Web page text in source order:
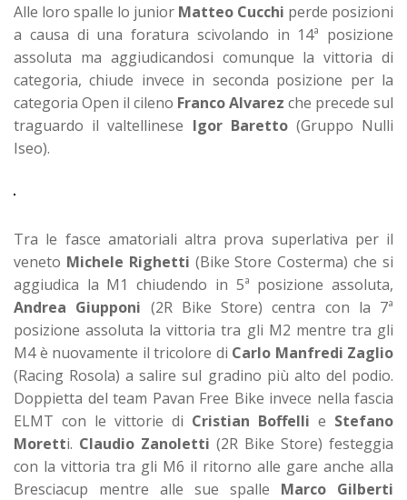
Alle loro spalle lo junior Matteo Cucchi perde posizioni
a causa di una foratura scivolando in 14ª posizione
assoluta ma aggiudicandosi comunque la vittoria di
categoria, chiude invece in seconda posizione per la
categoria Open il cileno Franco Alvarez che precede sul
traguardo il valtellinese Igor Baretto(Gruppo Nulli
Iseo).
Tra le fasce amatoriali altra prova superlativa per il
veneto Michele Righetti (Bike Store Costerma) che si
aggiudica la M1 chiudendo in 5ª posizione assoluta,
Andrea Giupponi (2R Bike Store) centra con la 7ª
posizione assoluta la vittoria tra gli M2 mentre tra gli
M4 è nuovamente il tricolore di Carlo Manfredi Zaglio
(Racing Rosola) a salire sul gradino più alto del podio.
Doppietta del team Pavan Free Bike invece nella fascia
ELMT con le vittorie di Cristian Boffelli e Stefano
Moretti. Claudio Zanoletti (2R Bike Store) festeggia
con la vittoria tra gli M6 il ritorno alle gare anche alla
Bresciacup mentre alle sue spalle Marco Gilberti